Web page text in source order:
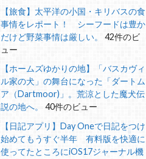
【旅食】太平洋の小国・キリバスの食
事情をレポート！ シーフードは豊か
だけど野菜事情は厳しい。
42件のビ
ュー
【ホームズゆかりの地】「バスカヴィ
ル家の犬」の舞台になった「ダートム
ア（Dartmoor)」。荒涼とした魔犬伝
説の地へ。
40件のビュー
【日記アプリ】Day Oneで日記をつけ
始めてもうすぐ半年 有料版を快適に
使ってたところにiOS17ジャーナル機